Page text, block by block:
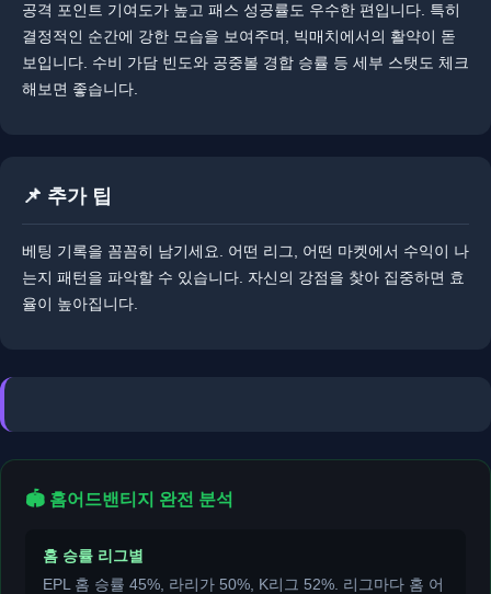
공격 포인트 기여도가 높고 패스 성공률도 우수한 편입니다. 특히
결정적인 순간에 강한 모습을 보여주며, 빅매치에서의 활약이 돋
보입니다. ​​수비 가담 빈도와 공중볼 경합 승률 등 세부 스탯도 체크
해보면 좋습니다.
📌 추가 팁
베팅 기록을 꼼꼼히 남기세요. 어떤 리그, 어떤 마켓에서 수익이 나
는지 패턴을 파악할 수 있습니다. ​자신의 강점을 찾아 집중하면 효
율이 높아집니다.
🏟️ 홈어드밴티지 완전 분석
홈 승률 리그별
EPL 홈 승률 45%, 라리가 50%, K리그 52%. 리그마다 홈 어